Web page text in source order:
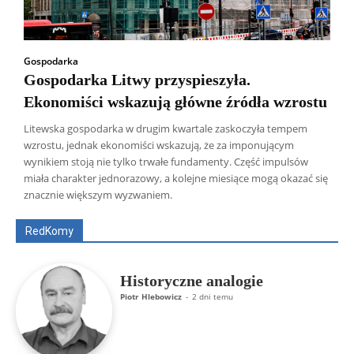
Gospodarka
Gospodarka Litwy przyspieszyła.
Ekonomiści wskazują główne źródła wzrostu
Litewska gospodarka w drugim kwartale zaskoczyła tempem
wzrostu, jednak ekonomiści wskazują, że za imponującym
wynikiem stoją nie tylko trwałe fundamenty. Część impulsów
miała charakter jednorazowy, a kolejne miesiące mogą okazać się
znacznie większym wyzwaniem.
RedKomy
Wszyscy Aleksander Borowik
Antoni Radczenko
Artur Płokszto
Grzegorz Górny
ks. Jarosław Wąsowicz SDB
Historyczne analogie
Piotr Hlebowicz - 2 dni temu